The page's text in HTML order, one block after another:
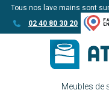
Aller
au
Aller au
contenu
Tous nos lave mains sont sur
02 40 80 30 20
Meubles de